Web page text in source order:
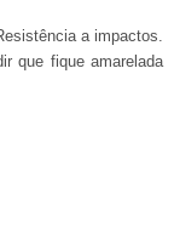
a impactos.
que fique amarelada